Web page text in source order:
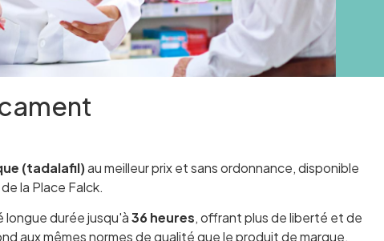
(tadalafil)au meilleur prix et sans ordonnance, disponible
la Place Falck.
durée jusqu'à36 heures, offrant plus de liberté et de
aux mêmes normes de qualité que le produit de marque,